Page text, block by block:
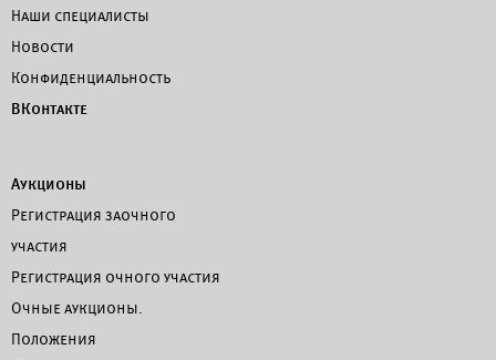
Наши специалисты
Новости
Конфиденциальность
ВКонтакте
Аукционы
Регистрация заочного
участия
Регистрация очного участия
Очные аукционы.
Положения